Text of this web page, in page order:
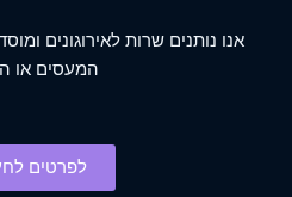
אנו נותנים שרות לאירוגונים
המעסים או
לפרטים